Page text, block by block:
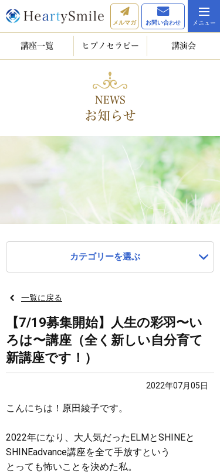
メルマガ お問い合わせ
講座一覧 ヒプノセラピー 講演会
NEWS
お知らせ
カテゴリーを選ぶ
一覧に戻る
【7/19募集開始】人生の彩羽〜い
ろは〜講座（全く新しい自分育て
新講座です！）
2022年07月05日
こんにちは！原田綾子です。
2022年になり、大人気だったELMとSHINEと
SHINEadvance講座を全て手放すという
とっても怖いことを決めた私。